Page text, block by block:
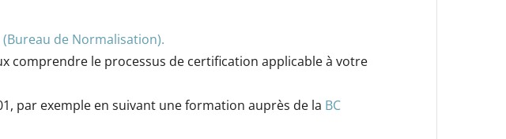
(Bureau de Normalisation).
comprendre le processus de certification applicable à votre
par exemple en suivant une formation auprès de la BC